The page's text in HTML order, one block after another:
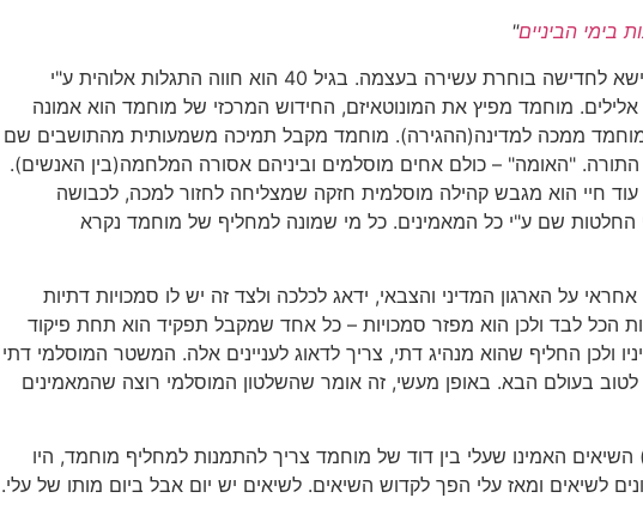
בימי הביניים"
המאה ה-7 – מוחמד שנולד בשנת 570 עד 632, נולד בעיר מכה שנמצאת בחצי האי ערב שיש בה אוכלוסיית נוודים, והוא נישא לחדישה בוחרת עשירה בעצמה. בגיל 40 הוא חווה התגלות אלוהית ע"י
מוחמד מפיץ את המונוטאיזם, החידוש המרכזי של מוחמד הוא אמונה
מוחמד נרדף ע"י אנשי מכה ובמדינה מחליטים להזמין את מוחמד לגשר בסכסוכים שם. ב-622 עובר מוחמד ממכה למדינה(ההגירה). מוחמד מקבל תמיכה משמעותית מהתושבים שם
"האומה" – כולם אחים מוסלמים וביניהם אסורה המלחמה(בין האנשים).
חיי הוא מגבש קהילה מוסלמית חזקה שמצליחה לחזור למכה, לכבושה
שם ע"י כל המאמינים. כל מי שמונה למחליף של מוחמד נקרא
על הארגון המדיני והצבאי, ידאג לכלכה ולצד זה יש לו סמכויות דתיות
הכל לבד ולכן הוא מפזר סמכויות – כל אחד שמקבל תפקיד הוא תחת פיקוד
החליף שהוא מנהיג דתי, צריך לדאוג לעניינים אלה. המשטר המוסלמי דתי
בעולם הבא. באופן מעשי, זה אומר שהשלטון המוסלמי רוצה שהמאמינים
האמינו שעלי בין דוד של מוחמד צריך להתמנות למחליף מוחמד, היו
ומאז עלי הפך לקדוש השיאים. לשיאים יש יום אבל ביום מותו של עלי.